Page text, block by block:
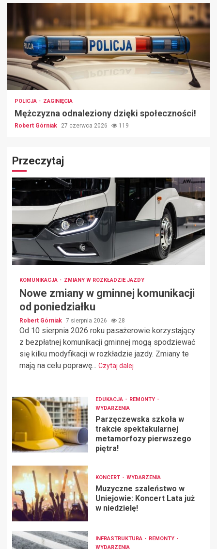
POLICJA ZAGINIĘCIA
Mężczyzna odnaleziony dzięki społeczności!
Robert Górniak 27 czerwca 2026 119
Przeczytaj
KOMUNIKACJA ZMIANY W ROZKŁADZIE JAZDY
Nowe zmiany w gminnej komunikacji
od poniedziałku
Robert Górniak 7 sierpnia 2026 28
Od 10 sierpnia 2026 roku pasażerowie korzystający
z bezpłatnej komunikacji gminnej mogą spodziewać
się kilku modyfikacji w rozkładzie jazdy. Zmiany te
mają na celu poprawę... Czytaj dalej
EDUKACJA
REMONTY
WYDARZENIA
Parzęczewska szkoła w
trakcie spektakularnej
metamorfozy pierwszego
piętra!
KONCERT WYDARZENIA
Muzyczne szaleństwo w
Uniejowie: Koncert Lata już
w niedzielę!
INFRASTRUKTURA
REMONTY
WYDARZENIA